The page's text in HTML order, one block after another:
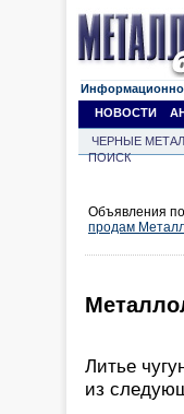
НОВОСТИ
ЧЕРНЫЕ
ПОИСК
Объявления
продам
Литье
из